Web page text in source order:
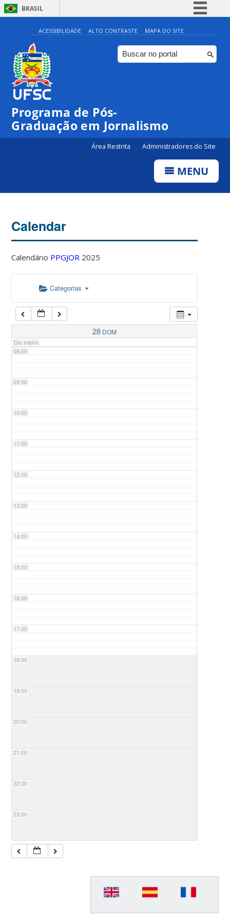
BRASIL
Simplifique!
Comunica BR
Participe
ACESSIBILIDADE ALTO CONTRASTE MAPA DO SITE
Programa de Pós-
Graduação em Jornalismo
Área Restrita Administradores do Site
MENU
Calendar
Calendário PPGJOR 2025
Categorias
28 DOM
Dia inteiro
04:00
05:00
07:00
08:00
09:00
10:00
11:00
12:00
13:00
14:00
15:00
16:00
17:00
18:00
19:00
20:00
21:00
22:00
23:00